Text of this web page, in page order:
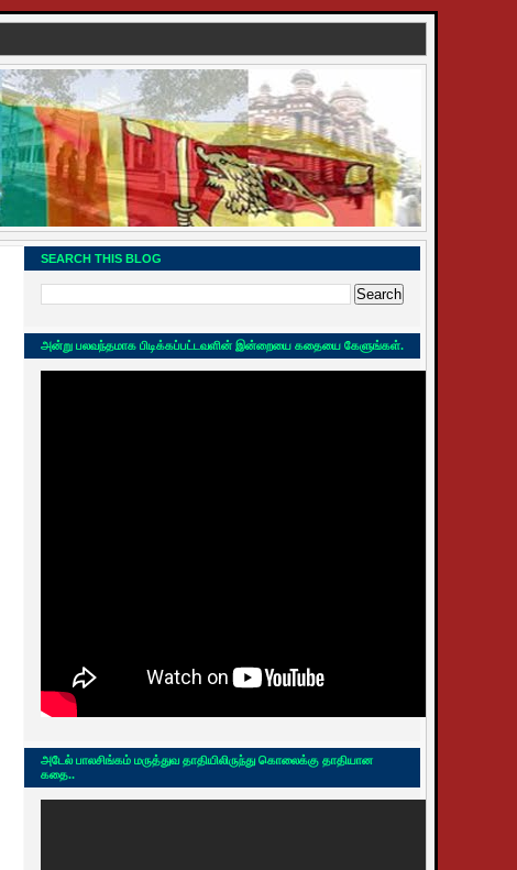
SEARCH THIS BLOG
அன்று பலவந்தமாக பிடிக்கப்பட்டவளின் இன்றையை கதையை கேளுங்கள்.
அடேல் பாலசிங்கம் மருத்துவ தாதியிலிருந்து கொலைக்கு தாதியான
கதை..